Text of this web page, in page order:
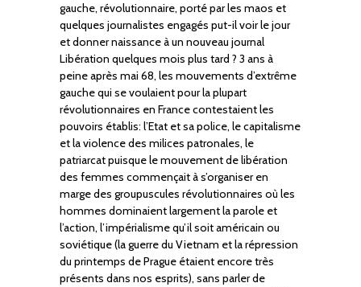
gauche, révolutionnaire, porté par les maos et
quelques journalistes engagés put-il voir le jour
et donner naissance à un nouveau journal
Libération quelques mois plus tard ? 3 ans à
peine après mai 68, les mouvements d’extrême
gauche qui se voulaient pour la plupart
révolutionnaires en France contestaient les
pouvoirs établis: l’Etat et sa police, le capitalisme
et la violence des milices patronales, le
patriarcat puisque le mouvement de libération
des femmes commençait à s’organiser en
marge des groupuscules révolutionnaires où les
hommes dominaient largement la parole et
l’action, l’impérialisme qu’il soit américain ou
soviétique (la guerre du Vietnam et la répression
du printemps de Prague étaient encore très
présents dans nos esprits), sans parler de